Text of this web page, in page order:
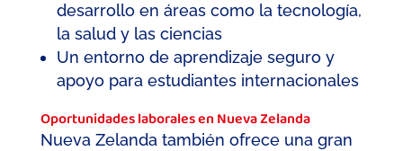
desarrollo en áreas como la tecnología,
la salud y las ciencias
Un entorno de aprendizaje seguro y
apoyo para estudiantes internacionales
Oportunidades laborales en Nueva Zelanda
Nueva Zelanda también ofrece una gran